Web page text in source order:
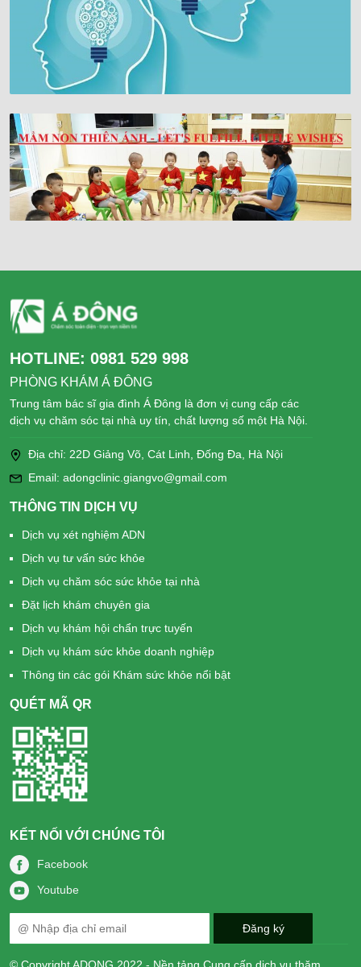
HOTLINE: 0981 529 998
PHÒNG KHÁM Á ĐÔNG
Trung tâm bác sĩ gia đình Á Đông là đơn vị cung cấp các
dịch vụ chăm sóc tại nhà uy tín, chất lượng số một Hà Nội.
Địa chỉ: 22D Giảng Võ, Cát Linh, Đống Đa, Hà Nội
Email: adongclinic.giangvo@gmail.com
THÔNG TIN DỊCH VỤ
Dịch vụ xét nghiệm ADN
Dịch vụ tư vấn sức khỏe
Dịch vụ chăm sóc sức khỏe tại nhà
Đặt lịch khám chuyên gia
Dịch vụ khám hội chẩn trực tuyến
Dịch vụ khám sức khỏe doanh nghiệp
Thông tin các gói Khám sức khỏe nổi bật
QUÉT MÃ QR
KẾT NỐI VỚI CHÚNG TÔI
Facebook
Youtube